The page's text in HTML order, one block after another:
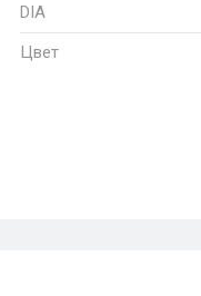
DIA
Цвет